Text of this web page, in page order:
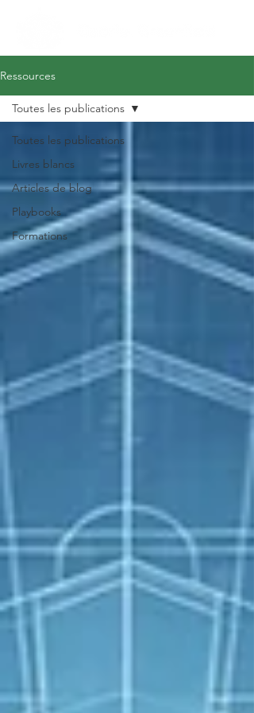
Ressources
Toutes les publications
Livres blancs
Articles de blog
Playbooks
Formations
Toutes les publications